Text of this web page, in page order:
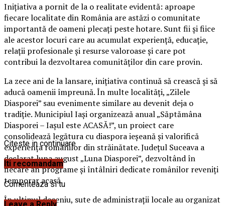
Inițiativa a pornit de la o realitate evidentă: aproape
fiecare localitate din România are astăzi o comunitate
importantă de oameni plecați peste hotare. Sunt fii și fiice
ale acestor locuri care au acumulat experiență, educație,
relații profesionale și resurse valoroase și care pot
contribui la dezvoltarea comunităților din care provin.
La zece ani de la lansare, inițiativa continuă să crească și să
aducă oamenii împreună. În multe localități, „Zilele
Diasporei” sau evenimente similare au devenit deja o
tradiție. Municipiul Iași organizează anual „Săptămâna
Diasporei – Iașul este ACASĂ!”, un proiect care
consolidează legătura cu diaspora ieșeană și valorifică
experiența românilor din străinătate. Județul Suceava a
declarat luna august „Luna Diasporei”, dezvoltând în
fiecare an programe și întâlniri dedicate românilor reveniți
temporar acasă.
În ultimul deceniu, sute de administrații locale au organizat
Citeste in continuare
Iti recomandam
Comenteaza si tu